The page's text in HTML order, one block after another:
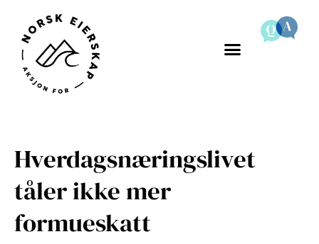
Hverdagsnæringslivet
tåler ikke mer
formueskatt